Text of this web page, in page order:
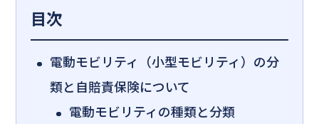
目次
電動モビリティ（小型モビリティ）の分
類と自賠責保険について
電動モビリティの種類と分類